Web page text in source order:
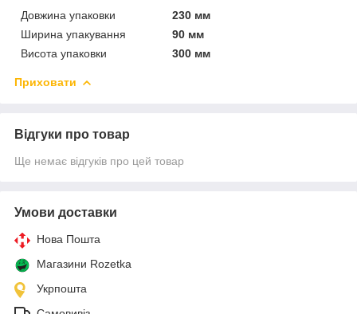
Довжина упаковки
230 мм
Ширина упакування
90 мм
Висота упаковки
300 мм
Приховати
Відгуки про товар
Ще немає відгуків про цей товар
Умови доставки
Нова Пошта
Магазини Rozetka
Укрпошта